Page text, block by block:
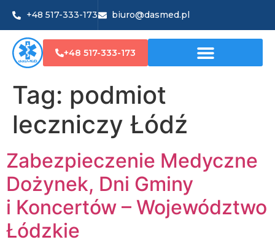
+48 517-333-173 biuro@dasmed.pl
+48 517-333-173
Tag: podmiot
leczniczy Łódź
Zabezpieczenie Medyczne
Dożynek, Dni Gminy
i Koncertów – Województwo
Łódzkie